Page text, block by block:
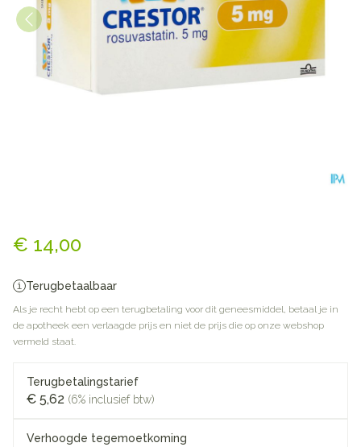
€ 14,00
Terugbetaalbaar
Als je recht hebt op een terugbetaling voor dit geneesmiddel, betaal je in
de apotheek een verlaagde prijs en niet de prijs die op onze webshop
vermeld staat.
Terugbetalingstarief
€ 5,62 (6% inclusief btw)
Verhoogde tegemoetkoming